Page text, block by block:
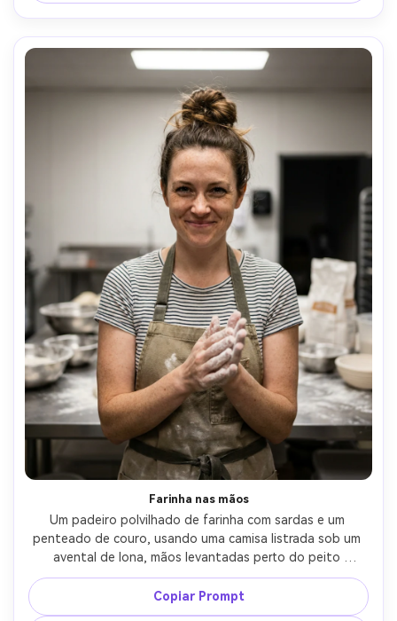
Farinha nas mãos
Um padeiro polvilhado de farinha com sardas e um
penteado de couro, usando uma camisa listrada sob um
avental de lona, mãos levantadas perto do peito
mostrando farinha, expressão amigável, fundo de mesa
de preparação inoxidável suavemente borrado, iluminação
difusa acima da cabeça com falha suave, Canon 5D Mark
Copiar Prompt